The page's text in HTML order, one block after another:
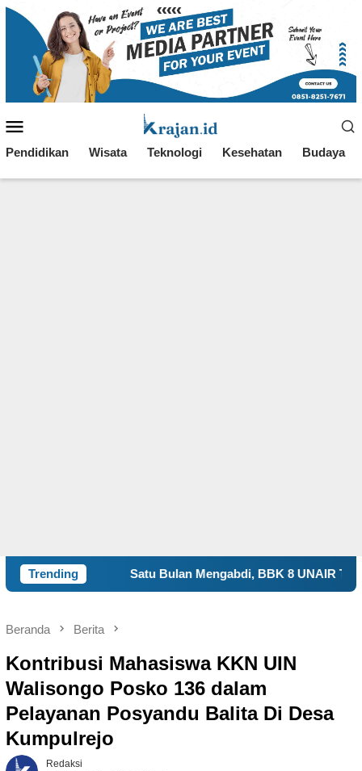
Loncat
Mobile
Pendidikan Wisata Teknologi Kesehatan Budaya
Trending
Satu Bulan Mengabdi, BBK 8 UNAIR Tampilkan Capaian
Beranda Berita
Kontribusi Mahasiswa KKN UIN
Walisongo Posko 136 dalam
Pelayanan Posyandu Balita Di Desa
Kumpulrejo
Redaksi